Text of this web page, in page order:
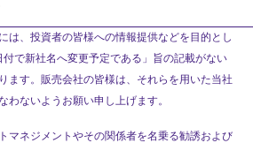
は、投資者の皆様への情報提供などを目的とし
で新社名へ変更予定である」旨の記載がない
ます。販売会社の皆様は、それらを用いた当社
わないようお願い申し上げます。
マネジメントやその関係者を名乗る勧誘および